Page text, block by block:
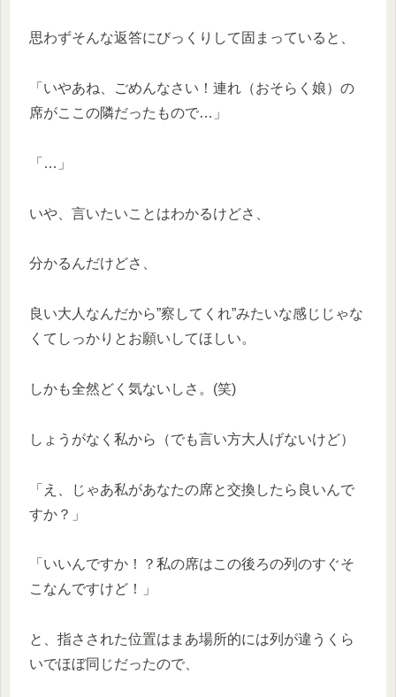
思わずそんな返答にびっくりして固まっていると、
「いやあね、ごめんなさい！連れ（おそらく娘）の
席がここの隣だったもので…」
「…」
いや、言いたいことはわかるけどさ、
分かるんだけどさ、
良い大人なんだから”察してくれ”みたいな感じじゃな
くてしっかりとお願いしてほしい。
しかも全然どく気ないしさ。(笑)
しょうがなく私から（でも言い方大人げないけど）
「え、じゃあ私があなたの席と交換したら良いんで
すか？」
「いいんですか！？私の席はこの後ろの列のすぐそ
こなんですけど！」
と、指さされた位置はまあ場所的には列が違うくら
いでほぼ同じだったので、